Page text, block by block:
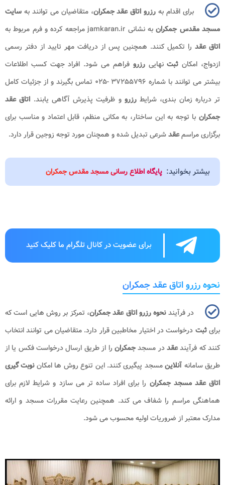
برای اقدام به رزرو اتاق عقد جمکران، متقاضیان می توانند به سایت
مسجد مقدس جمکرانبه نشانی jamkaran.ir مراجعه کرده و فرم مربوط به
اتاق عقد را تکمیل کنند. همچنین پس از دریافت مهر تایید از دفتر رسمی
ازدواج، امکان ثبتنهاییرزروفراهم می شود. افراد جهت کسب اطلاعات
بیشتر می توانند با شماره ۳۷۲۵۵۷۹۶ -۰۲۵ تماس بگیرند و از جزئیات کامل
تر درباره زمان بندی، شرایطرزروو ظرفیت پذیرش آگاهی یابند. اتاق عقد
جمکران با توجه به این ساختار، به مکانی منظم، قابل اعتماد و مناسب برای
برگزاری مراسمعقدشرعی تبدیل شده و همچنان مورد توجه زوجین قرار دارد.
بیشتر بخوانید: پایگاه اطلاع رسانی مسجد مقدس جمکران
برای عضویت در کانال تلگرام ما کلیک کنید
نحوه رزرو اتاق عقد جمکران
در فرآیندنحوه رزرو اتاق عقد جمکران، تمرکز بر روش هایی است که
برایثبت درخواست در اختیار مخاطبین قرار دارد. متقاضیان می توانند انتخاب
کنند که فرآیندعقددر مسجدجمکران را از طریق ارسال درخواست فکس یا از
طریق سامانه آنلاینمسجد پیگیری کنند. این تنوع روش ها امکاننوبت گیری
اتاق عقد مسجد جمکران را برای افراد ساده تر می سازد و شرایط لازم برای
هماهنگی مراسم را شفاف می کند. همچنین رعایت مقررات مسجد و ارائه
مدارک معتبر از ضروریات اولیه محسوب می شود.